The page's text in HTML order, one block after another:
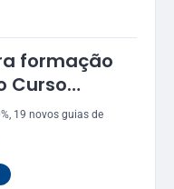
formação
Curso
pelo
19 novos guias de